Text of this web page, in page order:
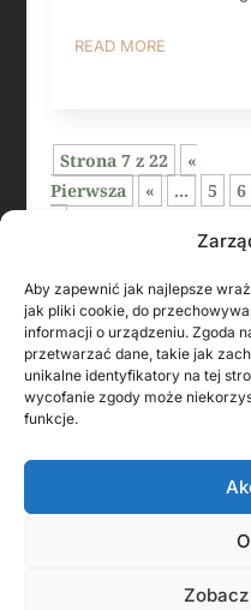
Aby zapewnić jak najlepsze
jak pliki cookie, do
informacji o urządzeniu. Zgoda
przetwarzać dane, takie jak
unikalne identyfikatory na tej
wycofanie zgody może
funkcje.
READ MORE
Strona 7 z 22
«
Pierwsza
« ... 5 6